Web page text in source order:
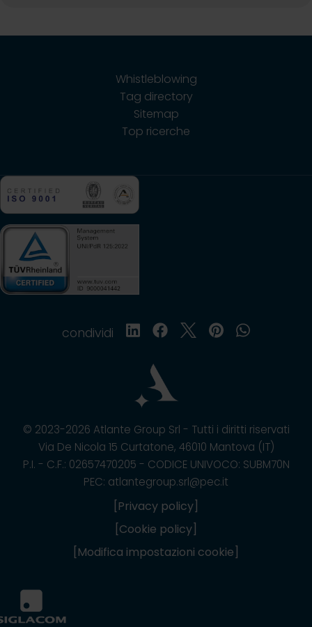
Whistleblowing
Tag directory
Sitemap
Top ricerche
condividi
© 2023-2026 Atlante Group Srl - Tutti i diritti riservati
Via De Nicola 15 Curtatone, 46010 Mantova (IT)
P.I. - C.F.: 02657470205 - CODICE UNIVOCO: SUBM70N
PEC: atlantegroup.srl@pec.it
[Privacy policy]
[Cookie policy]
[Modifica impostazioni cookie]